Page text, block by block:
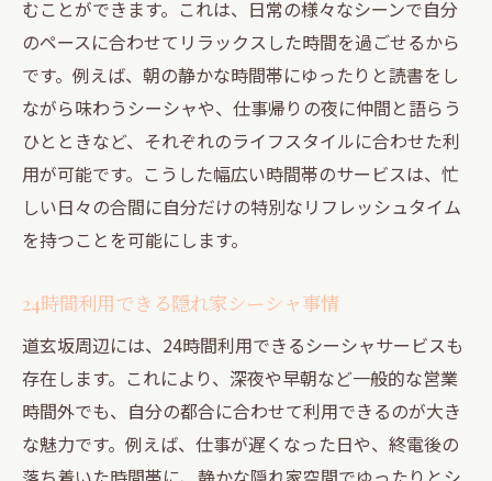
むことができます。これは、日常の様々なシーンで自分
のペースに合わせてリラックスした時間を過ごせるから
です。例えば、朝の静かな時間帯にゆったりと読書をし
ながら味わうシーシャや、仕事帰りの夜に仲間と語らう
ひとときなど、それぞれのライフスタイルに合わせた利
用が可能です。こうした幅広い時間帯のサービスは、忙
しい日々の合間に自分だけの特別なリフレッシュタイム
を持つことを可能にします。
24時間利用できる隠れ家シーシャ事情
道玄坂周辺には、24時間利用できるシーシャサービスも
存在します。これにより、深夜や早朝など一般的な営業
時間外でも、自分の都合に合わせて利用できるのが大き
な魅力です。例えば、仕事が遅くなった日や、終電後の